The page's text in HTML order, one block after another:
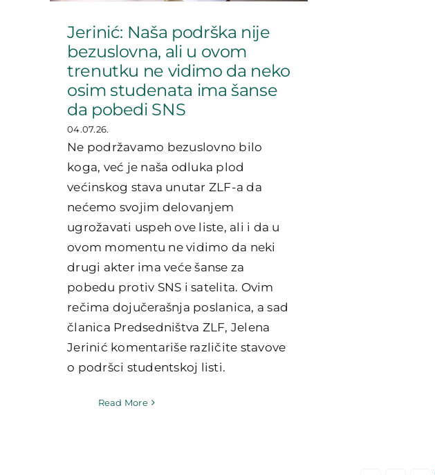
Jerinić: Naša podrška nije
bezuslovna, ali u ovom
trenutku ne vidimo da neko
osim studenata ima šanse
da pobedi SNS
04.07.26.
Ne podržavamo bezuslovno bilo
koga, već je naša odluka plod
većinskog stava unutar ZLF-a da
nećemo svojim delovanjem
ugrožavati uspeh ove liste, ali i da u
ovom momentu ne vidimo da neki
drugi akter ima veće šanse za
pobedu protiv SNS i satelita. Ovim
rečima dojučerašnja poslanica, a sad
članica Predsedništva ZLF, Jelena
Jerinić komentariše različite stavove
o podršci studentskoj listi.
Read More